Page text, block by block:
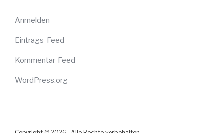
Anmelden
Eintrags-Feed
Kommentar-Feed
WordPress.org